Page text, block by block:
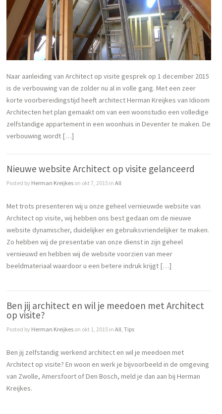
Naar aanleiding van Architect op visite gesprek op 1 december 2015
is de verbouwing van de zolder nu al in volle gang. Met een zeer
korte voorbereidingstijd heeft architect Herman Kreijkes van Idioom
Architecten het plan gemaakt om van een woonstudio een volledige
zelfstandige appartement in een woonhuis in Deventer te maken. De
verbouwing wordt […]
Nieuwe website Architect op visite gelanceerd
Posted by Herman Kreijkes on okt 7, 2015 inAll
Met trots presenteren wij u onze geheel vernieuwde website van
Architect op visite, wij hebben ons best gedaan om de nieuwe
website dynamischer, duidelijker en gebruiksvriendelijker te maken.
Zo hebben wij de presentatie van onze dienst in zijn geheel
vernieuwd en hebben wij de website voorzien van meer
beeldmateriaal waardoor u een betere indruk krijgt […]
Ben jij architect en wil je meedoen met Architect
op visite?
Posted by Herman Kreijkes on okt 1, 2015 inAll ,Tips
Ben jij zelfstandig werkend architect en wil je meedoen met
Architect op visite? En woon en werk je bijvoorbeeld in de omgeving
van Zwolle, Amersfoort of Den Bosch, meld je dan aan bij Herman
Kreijkes.